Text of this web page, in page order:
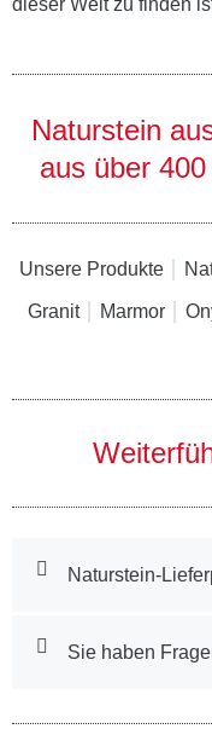
dieser Welt zu finden
Naturstein
aus über
Unsere Produkte
Granit Marmor
Naturstein-
Sie haben